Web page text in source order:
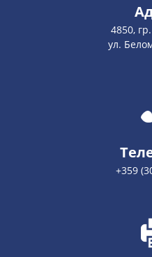
4850,
ул.
+359